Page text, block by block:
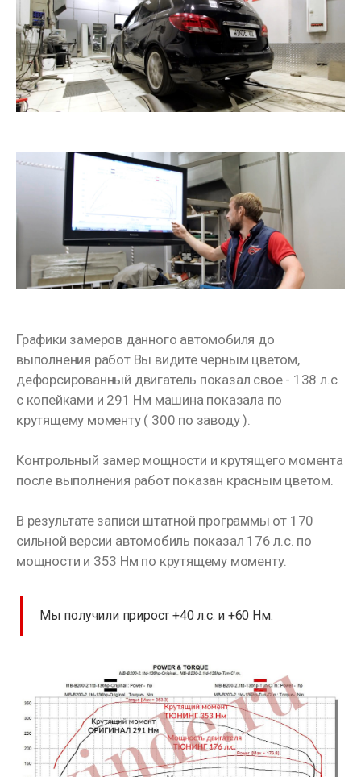
Графики замеров данного автомобиля до
выполнения работ Вы видите черным цветом,
дефорсированный двигатель показал свое - 138 л.с.
с копейками и 291 Нм машина показала по
крутящему моменту ( 300 по заводу ).
Контрольный замер мощности и крутящего момента
после выполнения работ показан красным цветом.
В результате записи штатной программы от 170
сильной версии автомобиль показал 176 л.с. по
мощности и 353 Нм по крутящему моменту.
Мы получили прирост +40 л.с. и +60 Нм.